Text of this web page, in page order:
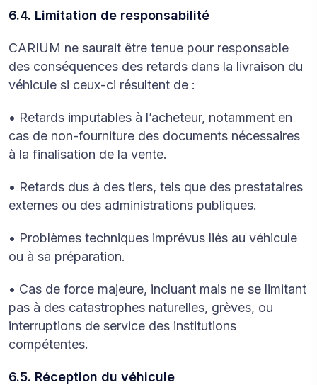
6.4. Limitation de responsabilité
CARIUM ne saurait être tenue pour responsable
des conséquences des retards dans la livraison du
véhicule si ceux-ci résultent de :
• Retards imputables à l’acheteur, notamment en
cas de non-fourniture des documents nécessaires
à la finalisation de la vente.
• Retards dus à des tiers, tels que des prestataires
externes ou des administrations publiques.
• Problèmes techniques imprévus liés au véhicule
ou à sa préparation.
• Cas de force majeure, incluant mais ne se limitant
pas à des catastrophes naturelles, grèves, ou
interruptions de service des institutions
compétentes.
6.5. Réception du véhicule